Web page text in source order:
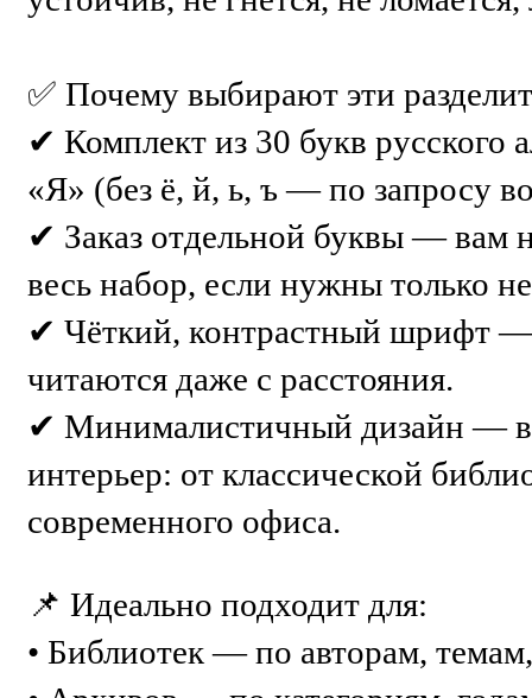
✅ Почему выбирают эти
✔ Комплект из 30 букв
«Я» (без ё, й, ь, ъ — по запросу
✔ Заказ отдельной буквы — вам
весь набор, если нужны только
✔ Чёткий, контрастный шрифт —
читаются даже с расстояния.
✔ Минималистичный дизайн —
интерьер: от классической
современного офиса.
📌 Идеально подходит для:
• Библиотек — по авторам,